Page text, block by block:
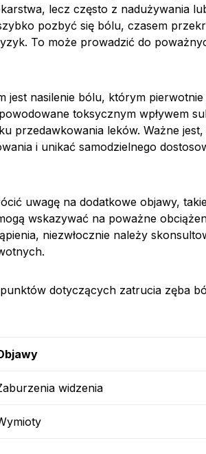
lecz często z nadużywania
pozbyć się bólu, czasem
To może prowadzić do
jest nasilenie bólu, którym
toksycznym wpływem
przedawkowania leków. Ważne
i unikać samodzielnego
uwagę na dodatkowe objawy,
wskazywać na poważne
niezwłocznie należy
dotyczących zatrucia zęba
widzenia